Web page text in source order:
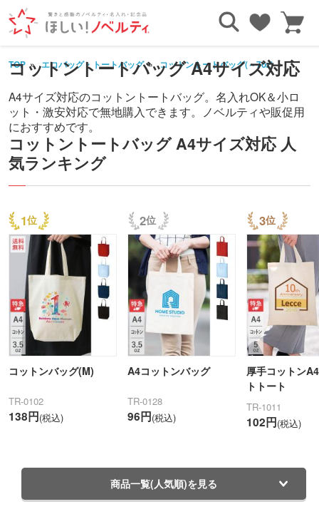
TOP エコバッグ・トートバッグ コットントートバッグ(～7oz) A4サ
コットントートバッグ A4サイズ対応
A4サイズ対応のコットントートバッグ。名入れOK＆小ロ
ット・激安対応で無地購入できます。ノベルティや販促用
におすすめです。
コットントートバッグ A4サイズ対応 人
気ランキング
1
コットンバッグ(M)
TR-0102
138円(税込)
2
A4コットンバッグ
TR-0128
96円(税込)
3
厚手コットン
トトート
TR-1011
102円(税込)
商品一覧(人気順)を見る